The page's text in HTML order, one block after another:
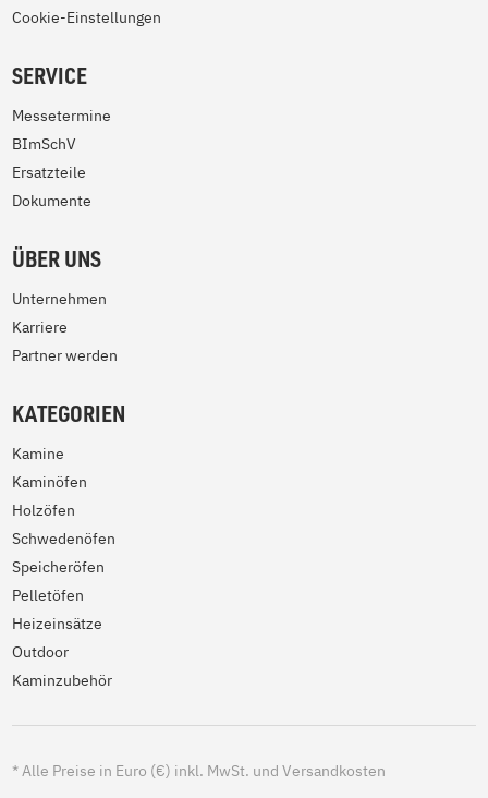
Cookie-Einstellungen
SERVICE
Messetermine
BImSchV
Ersatzteile
Dokumente
ÜBER UNS
Unternehmen
Karriere
Partner werden
KATEGORIEN
Kamine
Kaminöfen
Holzöfen
Schwedenöfen
Speicheröfen
Pelletöfen
Heizeinsätze
Outdoor
Kaminzubehör
*Alle Preise in Euro (€) inkl. MwSt. und Versandkosten